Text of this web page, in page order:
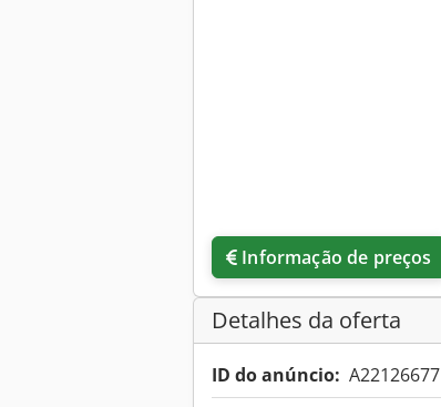
Informação de preços
Detalhes da oferta
ID do anúncio: A22126677